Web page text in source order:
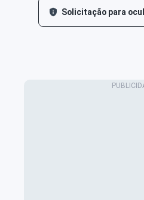
Solicitação para